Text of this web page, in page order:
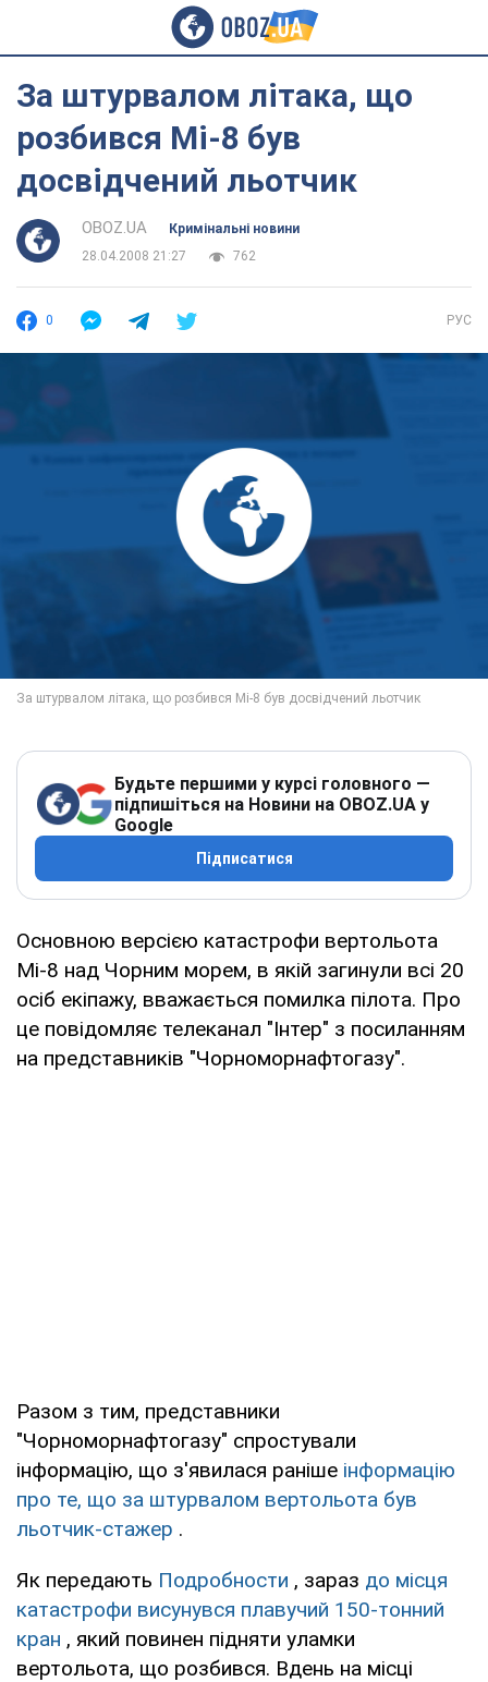
За штурвалом літака, що
розбився Мі-8 був
досвідчений льотчик
OBOZ.UA
Кримінальні новини
28.04.2008 21:27
762
0 РУС
Будьте першими у курсі головного —
підпишіться на Новини на OBOZ.UA у
Google
Підписатися
Основною версією катастрофи вертольота
Мі-8 над Чорним морем, в якій загинули всі 20
осіб екіпажу, вважається помилка пілота. Про
це повідомляє телеканал "Інтер" з посиланням
на представників "Чорноморнафтогазу".
Разом з тим, представники
"Чорноморнафтогазу" спростували
інформацію, що з'явилася раніше інформацію
про те, що за штурвалом вертольота був
льотчик-стажер .
Як передають Подробности , зараз до місця
катастрофи висунувся плавучий 150-тонний
кран , який повинен підняти уламки
вертольота, що розбився. Вдень на місці